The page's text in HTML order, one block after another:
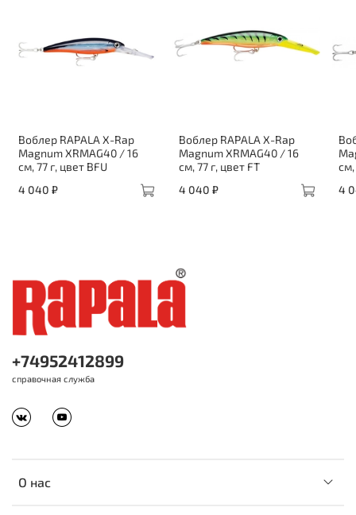
Воблер RAPALA X-Rap
Magnum XRMAG40 / 16
см, 77 г, цвет BFU
4 040 ₽
Воблер RAPALA X-Rap
Magnum XRMAG40 / 16
см, 77 г, цвет FT
4 040 ₽
см,
4
О нас
+74952412899
справочная служба